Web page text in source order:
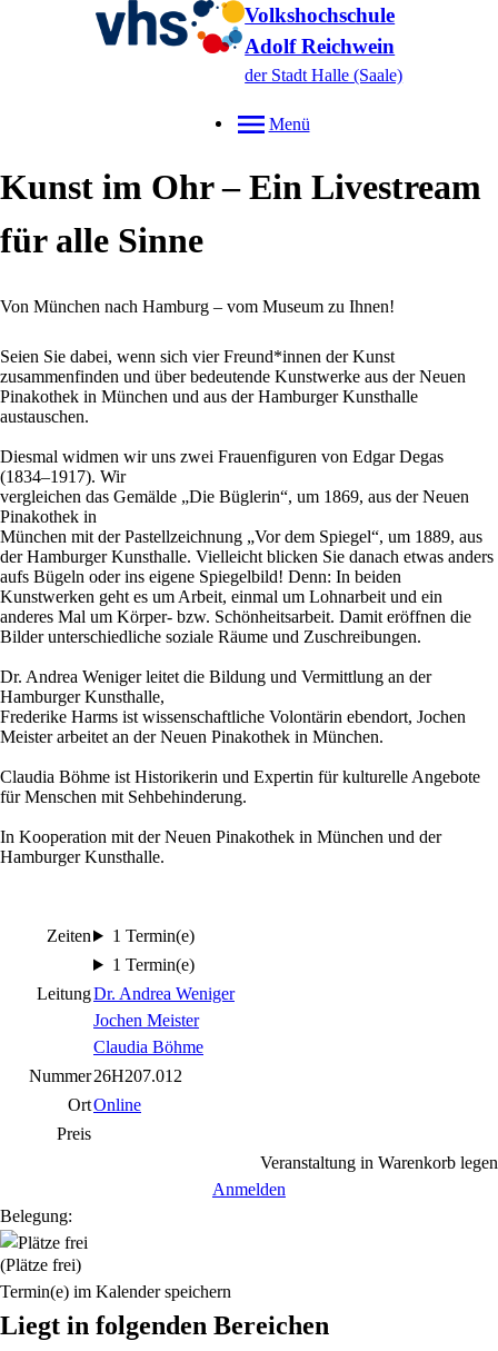
Volkshochschule
Adolf Reichwein
der Stadt Halle (Saale)
Menü
Kunst im Ohr – Ein Livestream
für alle Sinne
Von München nach Hamburg – vom Museum zu Ihnen!
Seien Sie dabei, wenn sich vier Freund*innen der Kunst
zusammenfinden und über bedeutende Kunstwerke aus der Neuen
Pinakothek in München und aus der Hamburger Kunsthalle
austauschen.
Diesmal widmen wir uns zwei Frauenfiguren von Edgar Degas
(1834–1917). Wir
vergleichen das Gemälde „Die Büglerin“, um 1869, aus der Neuen
Pinakothek in
München mit der Pastellzeichnung „Vor dem Spiegel“, um 1889, aus
der Hamburger Kunsthalle. Vielleicht blicken Sie danach etwas anders
aufs Bügeln oder ins eigene Spiegelbild! Denn: In beiden
Kunstwerken geht es um Arbeit, einmal um Lohnarbeit und ein
anderes Mal um Körper- bzw. Schönheitsarbeit. Damit eröffnen die
Bilder unterschiedliche soziale Räume und Zuschreibungen.
Dr. Andrea Weniger leitet die Bildung und Vermittlung an der
Hamburger Kunsthalle,
Frederike Harms ist wissenschaftliche Volontärin ebendort, Jochen
Meister arbeitet an der Neuen Pinakothek in München.
Claudia Böhme ist Historikerin und Expertin für kulturelle Angebote
für Menschen mit Sehbehinderung.
In Kooperation mit der Neuen Pinakothek in München und der
Hamburger Kunsthalle.
Zeiten
1 Termin(e)
1 Termin(e)
LeitungDr. Andrea Weniger
Jochen Meister
Claudia Böhme
Nummer26H207.012
OrtOnline
Preis
Veranstaltung in Warenkorb legen
Anmelden
Belegung:
(Plätze frei)
Termin(e) im Kalender speichern
Liegt in folgenden Bereichen